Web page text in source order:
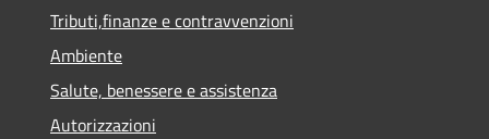
Tributi,finanze e contravvenzioni
Ambiente
Salute, benessere e assistenza
Autorizzazioni